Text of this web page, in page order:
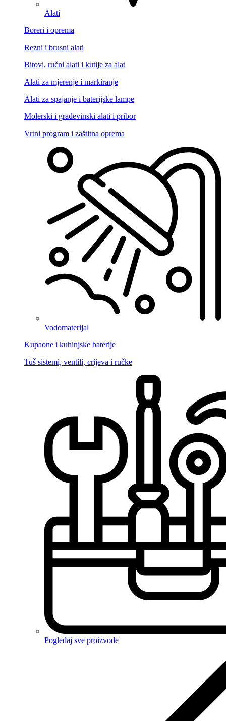
Alati
Boreri i oprema
Rezni i brusni alati
Bitovi, ručni alati i kutije za alat
Alati za mjerenje i markiranje
Alati za spajanje i baterijske lampe
Molerski i građevinski alati i pribor
Vrtni program i zaštitna oprema
Vodomaterijal
Kupaone i kuhinjske baterije
Tuš sistemi, ventili, crijeva i ručke
Pogledaj sve proizvode